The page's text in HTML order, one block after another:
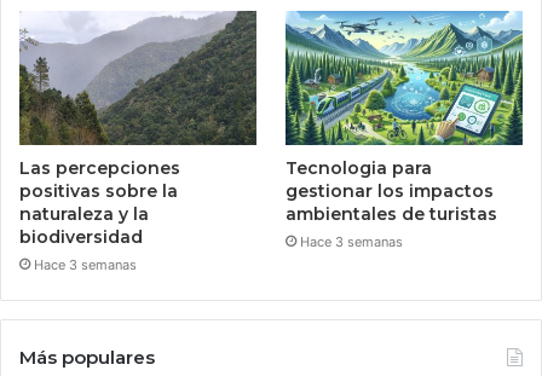
Las percepciones
positivas sobre la
naturaleza y la
biodiversidad
Hace 3 semanas
Tecnologia para
gestionar los impactos
ambientales de turistas
Hace 3 semanas
Más populares